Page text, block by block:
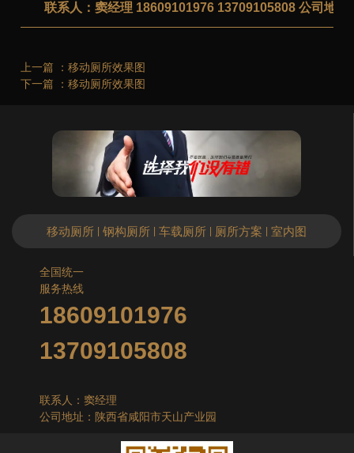
联系人：窦经理 18609101976 13709105808 公司地
上一篇 ： 移动厕所效果图
下一篇 ： 移动厕所效果图
移动厕所 | 钢构厕所 | 车载厕所 | 厕所方案 | 室内图
全国统一
服务热线
18609101976
13709105808
联系人：窦经理
公司地址：陕西省咸阳市天山产业园